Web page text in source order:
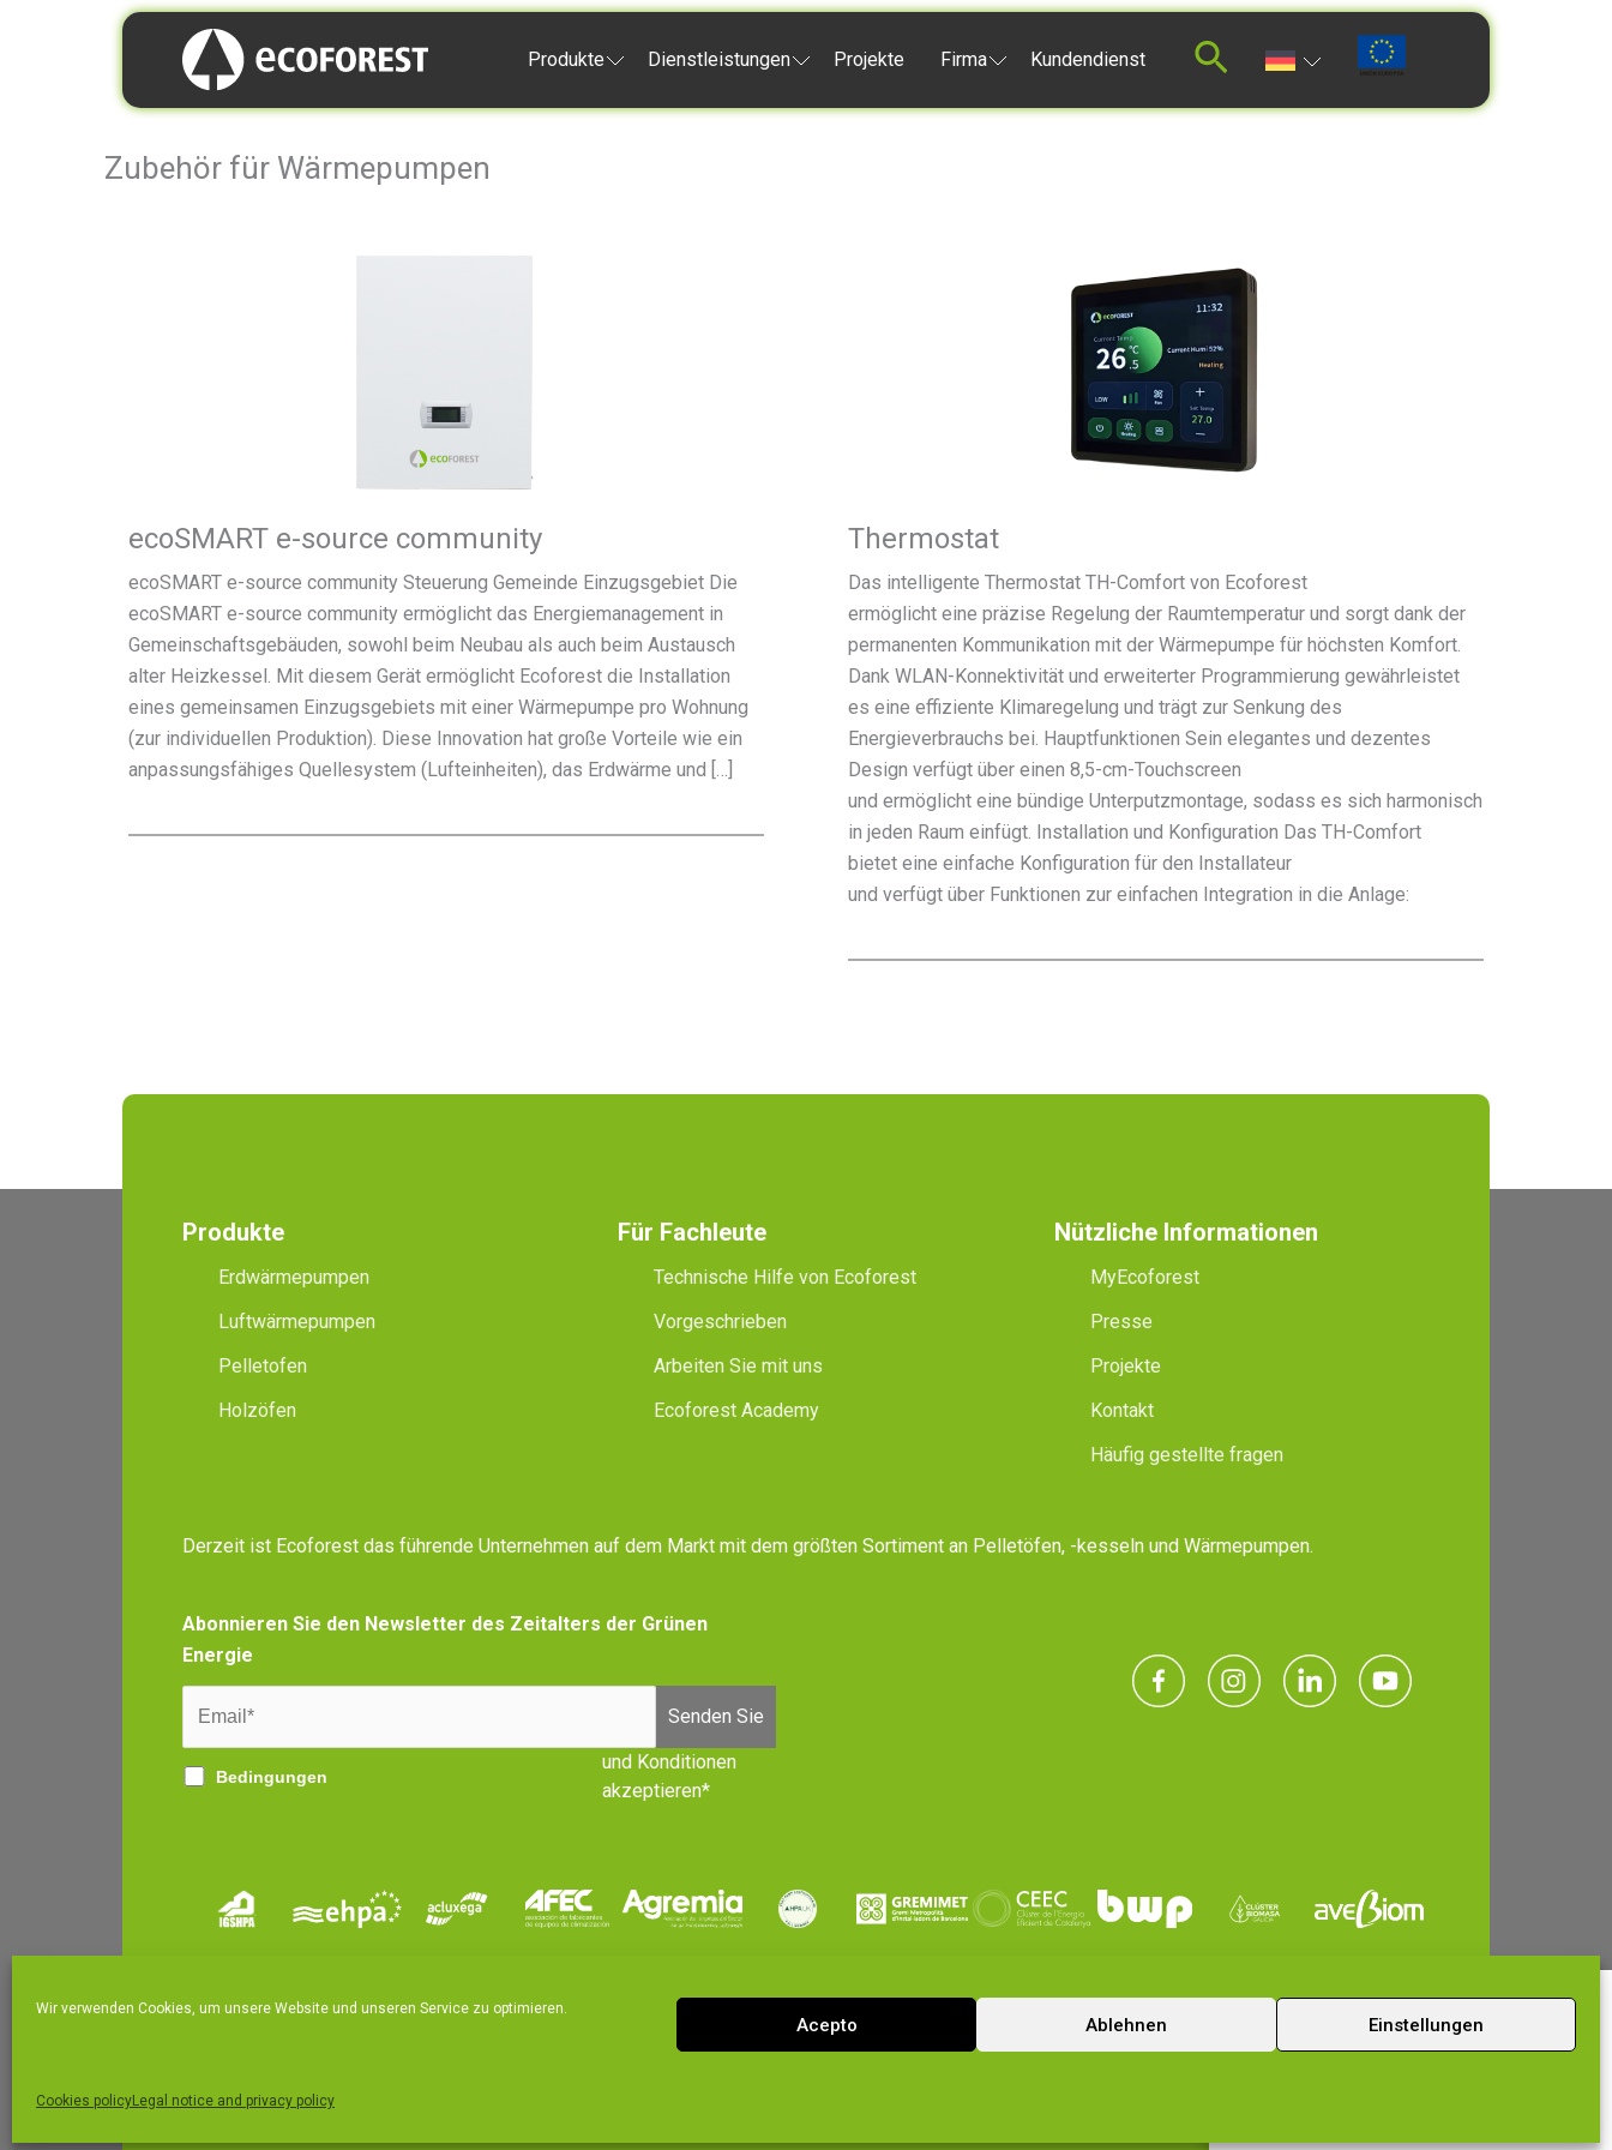
Wir verwenden Cookies, um unsere Website und unseren Service zu optimieren.
Acepto Ablehnen Einstellungen
Cookies policyLegal notice and privacy policy
Produkte Dienstleistungen Projekte Firma Kundendienst
Zubehör für Wärmepumpen
ecoSMART e-source community
ecoSMART e-source community Steuerung Gemeinde Einzugsgebiet Die
ecoSMART e-source community ermöglicht das Energiemanagement in
Gemeinschaftsgebäuden, sowohl beim Neubau als auch beim Austausch
alter Heizkessel. Mit diesem Gerät ermöglicht Ecoforest die Installation
eines gemeinsamen Einzugsgebiets mit einer Wärmepumpe pro Wohnung
(zur individuellen Produktion). Diese Innovation hat große Vorteile wie ein
anpassungsfähiges Quellesystem (Lufteinheiten), das Erdwärme und […]
Thermostat
Das intelligente Thermostat TH-Comfort von Ecoforest
ermöglicht eine präzise Regelung der Raumtemperatur und sorgt dank der
permanenten Kommunikation mit der Wärmepumpe für höchsten Komfort.
Dank WLAN-Konnektivität und erweiterter Programmierung gewährleistet
es eine effiziente Klimaregelung und trägt zur Senkung des
Energieverbrauchs bei. Hauptfunktionen Sein elegantes und dezentes
Design verfügt über einen 8,5-cm-Touchscreen
und ermöglicht eine bündige Unterputzmontage, sodass es sich harmonisch
in jeden Raum einfügt. Installation und Konfiguration Das TH-Comfort
bietet eine einfache Konfiguration für den Installateur
und verfügt über Funktionen zur einfachen Integration in die Anlage:
Produkte
Erdwärmepumpen
Luftwärmepumpen
Pelletofen
Holzöfen
Für Fachleute
Technische Hilfe von Ecoforest
Vorgeschrieben
Arbeiten Sie mit uns
Ecoforest Academy
Nützliche Informationen
MyEcoforest
Presse
Projekte
Kontakt
Häufig gestellte fragen
Derzeit ist Ecoforest das führende Unternehmen auf dem Markt mit dem größten Sortiment an Pelletöfen, -kesseln und Wärmepumpen.
Abonnieren Sie den Newsletter des Zeitalters der Grünen
Energie
Senden Sie
Bedingungen
und Konditionen
akzeptieren*
Kontaktieren Sie uns jetzt